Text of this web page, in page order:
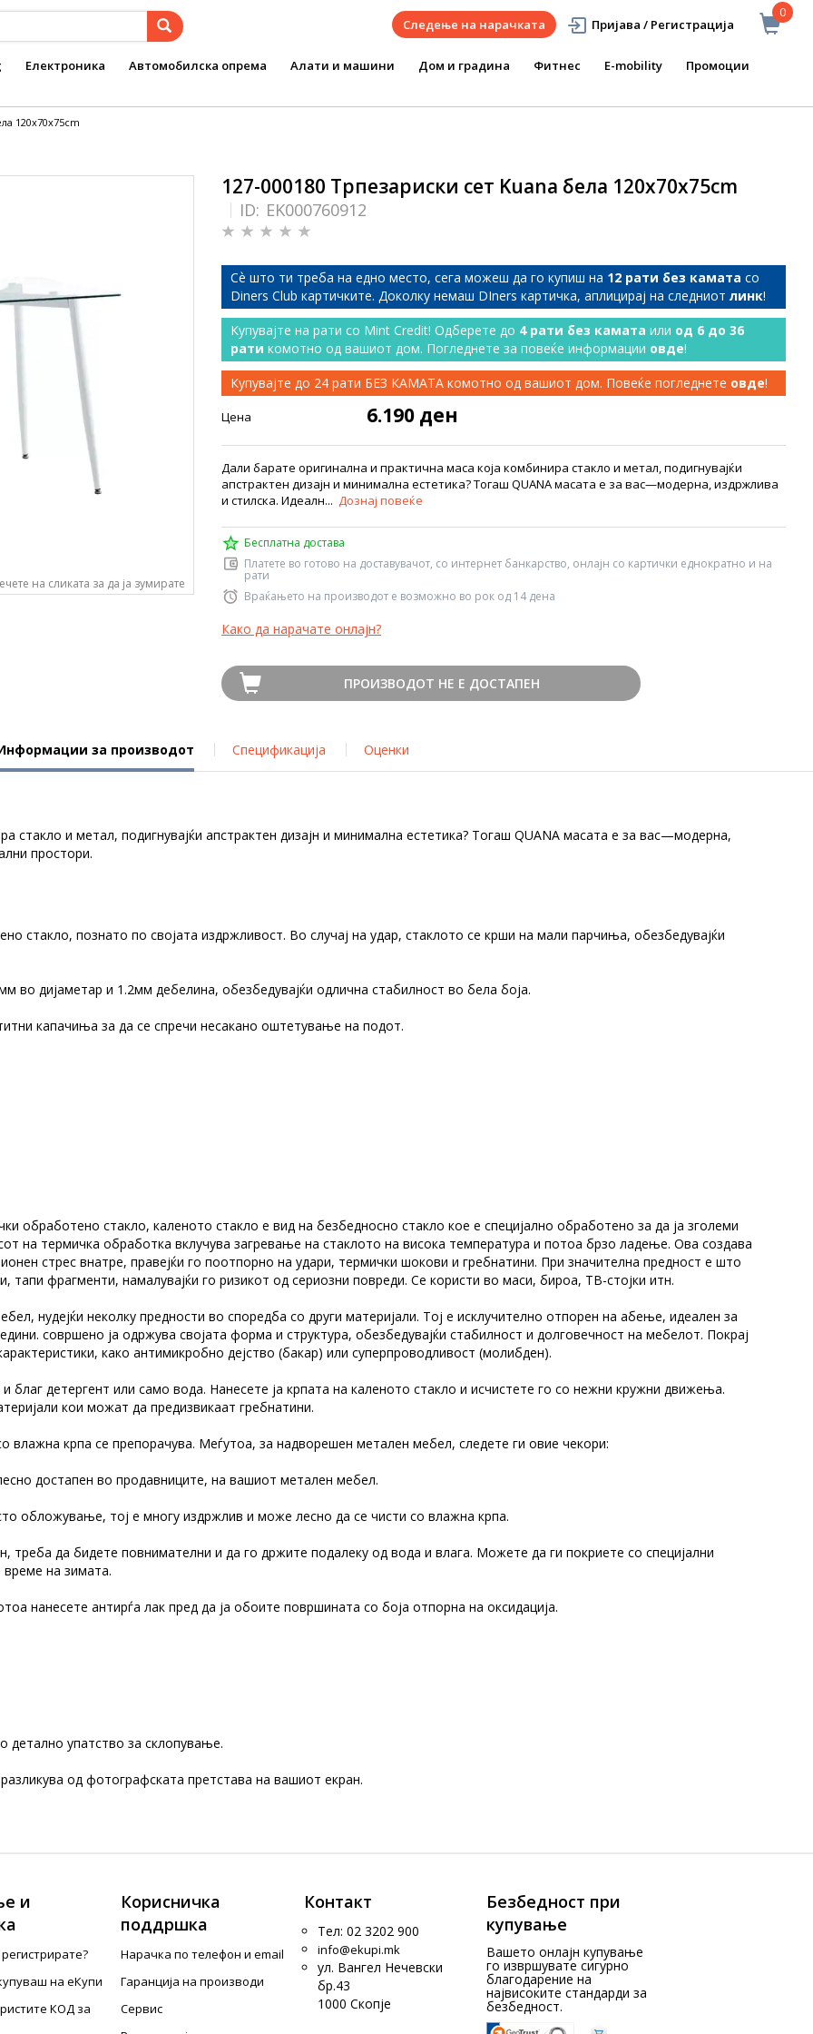
0
Следење на нарачката Пријава / Регистрација
Електроника Автомобилска опрема Алати и машини Дом и градина Фитнес E-mobility Промоции
120x70x75cm
на сликата за да ја зумирате
127-000180 Трпезариски сет Kuana бела 120x70x75cm
ID: EK000760912
Сѐ што ти треба на едно место, сега можеш да го купиш на 12 рати без камата со
Diners Club картичките. Доколку немаш DIners картичка, аплицирај на следниот линк!
Купувајте на рати со Mint Credit! Одберете до 4 рати без камата или од 6 до 36
рати комотно од вашиот дом. Погледнете за повеќе информации овде!
Купувајте до 24 рати БЕЗ КАМАТА комотно од вашиот дом. Повеќе погледнете овде!
Цена 6.190 ден
Дали барате оригинална и практична маса која комбинира стакло и метал, подигнувајќи
апстрактен дизајн и минимална естетика? Тогаш QUANA масата е за вас—модерна, издржлива
и стилска. Идеалн... Дознај повеќе
Бесплатна достава
Платете во готово на доставувачот, со интернет банкарство, онлајн со картички еднократно и на
рати
Враќањето на производот е возможно во рок од 14 дена
Како да нарачате онлајн?
ПРОИЗВОДОТ НЕ Е ДОСТАПЕН
за производот Спецификација Оценки
стакло и метал, подигнувајќи апстрактен дизајн и минимална естетика? Тогаш QUANA масата е за вас—модерна,
простори.
стакло, познато по својата издржливост. Во случај на удар, стаклото се крши на мали парчиња, обезбедувајќи
дијаметар и 1.2мм дебелина, обезбедувајќи одлична стабилност во бела боја.
капачиња за да се спречи несакано оштетување на подот.
обработено стакло, каленото стакло е вид на безбедносно стакло кое е специјално обработено за да ја зголеми
на термичка обработка вклучува загревање на стаклото на висока температура и потоа брзо ладење. Ова создава
стрес внатре, правејќи го поотпорно на удари, термички шокови и гребнатини. При значителна предност е што
фрагменти, намалувајќи го ризикот од сериозни повреди. Се користи во маси, бироа, ТВ-стојки итн.
нудејќи неколку предности во споредба со други материјали. Тој е исклучително отпорен на абење, идеален за
совршено ја одржува својата форма и структура, обезбедувајќи стабилност и долговечност на мебелот. Покрај
како антимикробно дејство (бакар) или суперпроводливост (молибден).
благ детергент или само вода. Нанесете ја крпата на каленото стакло и исчистете го со нежни кружни движења.
кои можат да предизвикаат гребнатини.
крпа се препорачува. Меѓутоа, за надворешен метален мебел, следете ги овие чекори:
достапен во продавниците, на вашиот метален мебел.
обложување, тој е многу издржлив и може лесно да се чисти со влажна крпа.
да бидете повнимателни и да го држите подалеку од вода и влага. Можете да ги покриете со специјални
на зимата.
нанесете антирѓа лак пред да ја обоите површината со боја отпорна на оксидација.
детално упатство за склопување.
од фотографската претстава на вашиот екран.
и
на еКупи
КОД за
Корисничка
поддршка
Нарачка по телефон и еmail
Гаранција на производи
Сервис
Контакт
Тел: 02 3202 900
info@ekupi.mk
ул. Вангел Нечевски
бр.43
1000 Скопје
Безбедност при
купување
Вашето онлајн купување
го извршувате сигурно
благодарение на
највисоките стандарди за
безбедност.